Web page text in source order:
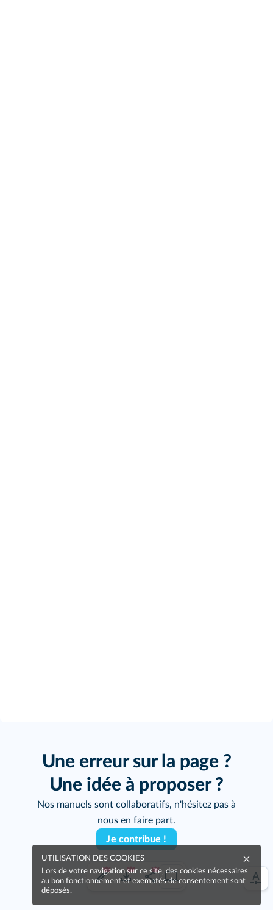
Une erreur sur la page ?
Une idée à proposer ?
Nos manuels sont collaboratifs, n'hésitez pas à
nous en faire part.
Je contribue !
UTILISATION DES COOKIES
Lors de votre navigation sur ce site, des cookies nécessaires
au bon fonctionnement et exemptés de consentement sont
déposés.